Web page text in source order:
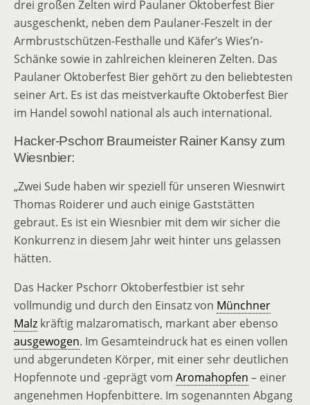
drei großen Zelten wird Paulaner Oktoberfest Bier
ausgeschenkt, neben dem Paulaner-Feszelt in der
Armbrustschützen-Festhalle und Käfer’s Wies’n-
Schänke sowie in zahlreichen kleineren Zelten. Das
Paulaner Oktoberfest Bier gehört zu den beliebtesten
seiner Art. Es ist das meistverkaufte Oktoberfest Bier
im Handel sowohl national als auch international.
Hacker-Pschorr Braumeister Rainer Kansy zum
Wiesnbier:
„Zwei Sude haben wir speziell für unseren Wiesnwirt
Thomas Roiderer und auch einige Gaststätten
gebraut. Es ist ein Wiesnbier mit dem wir sicher die
Konkurrenz in diesem Jahr weit hinter uns gelassen
hätten.
Das Hacker Pschorr Oktoberfestbier ist sehr
vollmundig und durch den Einsatz von Münchner
Malz kräftig malzaromatisch, markant aber ebenso
ausgewogen. Im Gesamteindruck hat es einen vollen
und abgerundeten Körper, mit einer sehr deutlichen
Hopfennote und -geprägt vom Aromahopfen – einer
angenehmen Hopfenbittere. Im sogenannten Abgang